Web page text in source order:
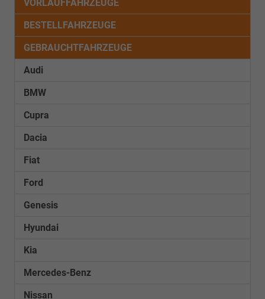
VORLAUFFAHRZEUGE
BESTELLFAHRZEUGE
GEBRAUCHTFAHRZEUGE
Audi
BMW
Cupra
Dacia
Fiat
Ford
Genesis
Hyundai
Kia
Mercedes-Benz
Nissan